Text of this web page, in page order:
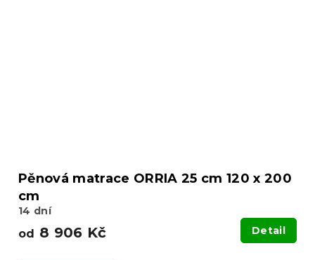
Pěnová matrace ORRIA 25 cm 120 x 200
cm
14 dní
od 8 906 Kč Detail